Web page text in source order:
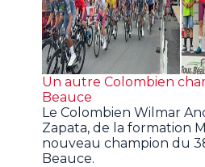
Un autre Colombien
Beauce
Le Colombien Wilmar
Zapata, de la formation
nouveau champion du
Beauce.